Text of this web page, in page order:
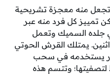
تجعل منه معجزة تشريحية
تمييز كل فرد منه عبر
جلده السميك وتعمل
يمتلك القرش الحوتي
يستخدمه في سحب
وتتسم هذه